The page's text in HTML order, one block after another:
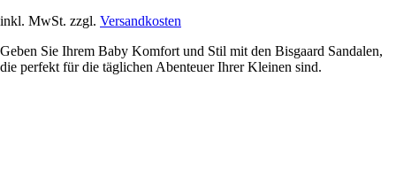
inkl. MwSt. zzgl. Versandkosten
Geben Sie Ihrem Baby Komfort und Stil mit den Bisgaard Sandalen,
die perfekt für die täglichen Abenteuer Ihrer Kleinen sind.